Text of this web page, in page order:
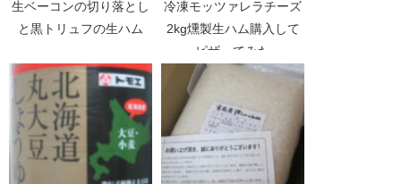
生ベーコンの切り落とし
と黒トリュフの生ハム
冷凍モッツァレラチーズ
2kg燻製生ハム購入して
ピザってみた